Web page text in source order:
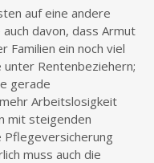
auf eine andere
davon, dass Armut
Familien ein noch viel
Rentenbeziehern;
gerade
Arbeitslosigkeit
mit steigenden
Pflegeversicherung
muss auch die